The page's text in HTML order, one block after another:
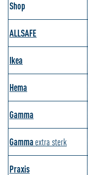
Shop
ALLSAFE
Ikea
Hema
Gamma
Gammaextra sterk
Praxis